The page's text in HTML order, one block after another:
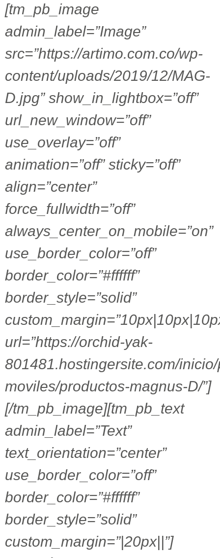
[tm_pb_image
admin_label=”Image”
src=”https://artimo.com.co/wp-
content/uploads/2019/12/MAG-
D.jpg” show_in_lightbox=”off”
url_new_window=”off”
use_overlay=”off”
animation=”off” sticky=”off”
align=”center”
force_fullwidth=”off”
always_center_on_mobile=”on”
use_border_color=”off”
border_color=”#ffffff”
border_style=”solid”
url=”https://orchid-yak-
801481.hostingersite.com/
moviles/productos-magnus-D/”]
[/tm_pb_image][tm_pb_text
admin_label=”Text”
text_orientation=”center”
use_border_color=”off”
border_color=”#ffffff”
border_style=”solid”
custom_margin=”|20px||”]